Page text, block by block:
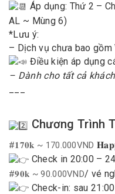
Áp dụng: Thứ 2 –
AL ~ Mùng 6)
*Lưu ý:
– Dịch vụ chưa bao gồm
Điều kiện áp dụng
– Dành cho tất cả
Chương Trình
#𝟏𝟕𝟎𝐤 ~ 170.000VND
Check in 20:00 –
#𝟗𝟎𝐤 ~ 90.000VND/ vé
Check-in: sau